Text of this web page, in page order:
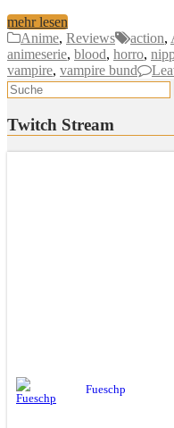
mehr lesen
Anime, Reviews action,
animeserie, blood, horro,
vampire, vampire bund
Twitch Stream
Fueschp